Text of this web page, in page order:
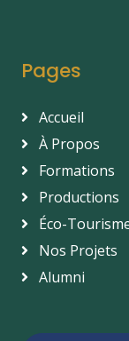
Pages
Accueil
À Propos
Formations
Productions
Éco-
Nos Projets
Alumni